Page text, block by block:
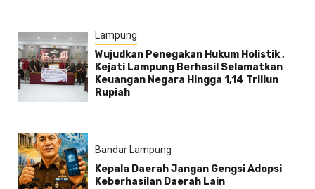
Lampung
Wujudkan Penegakan Hukum Holistik ,
Kejati Lampung Berhasil Selamatkan
Keuangan Negara Hingga 1,14 Triliun
Rupiah
Bandar Lampung
Kepala Daerah Jangan Gengsi Adopsi
Keberhasilan Daerah Lain